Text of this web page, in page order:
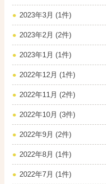
2023年3月 (1件)
2023年2月 (2件)
2023年1月 (1件)
2022年12月 (1件)
2022年11月 (2件)
2022年10月 (3件)
2022年9月 (2件)
2022年8月 (1件)
2022年7月 (1件)